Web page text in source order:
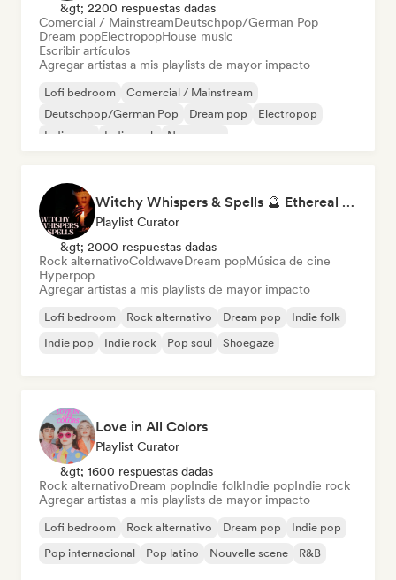
&gt; 2200 respuestas dadas
Comercial / MainstreamDeutschpop/German Pop
Dream popElectropopHouse music
Escribir artículos
Agregar artistas a mis playlists de mayor impacto
Lofi bedroom
Comercial / Mainstream
Deutschpop/German Pop
Dream pop
Electropop
Indie pop
Indie rock New wave
Witchy Whispers & Spells 🔮 Ethereal Art Pop & Dream Pop
Playlist Curator
&gt; 2000 respuestas dadas
Rock alternativoColdwaveDream popMúsica de cine
Hyperpop
Agregar artistas a mis playlists de mayor impacto
Lofi bedroom Rock alternativo Dream pop
Indie folk
Indie pop
Indie rock Pop soul Shoegaze
Love in All Colors
Playlist Curator
&gt; 1600 respuestas dadas
Rock alternativoDream popIndie folkIndie popIndie rock
Agregar artistas a mis playlists de mayor impacto
Lofi bedroom Rock alternativo Dream pop
Indie pop
Pop internacional
Pop latino Nouvelle scene R&B